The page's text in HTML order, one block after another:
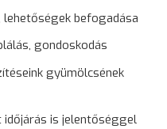
lehetőségek befogadása
gondoskodás
gyümölcsének
is jelentőséggel